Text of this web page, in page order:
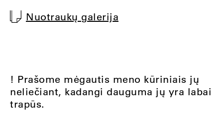
Nuotraukų galerija
! Prašome mėgautis meno kūriniais jų
neliečiant, kadangi dauguma jų yra labai
trapūs.